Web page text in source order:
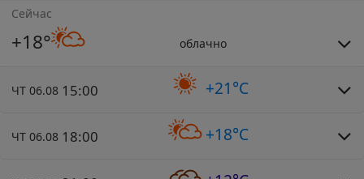
Сейчас
+18° облачно
ЧТ 06.08 15:00 +21°C
ЧТ 06.08 18:00 +18°C